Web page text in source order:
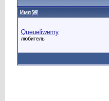
Имя
Queueliwemy
любитель